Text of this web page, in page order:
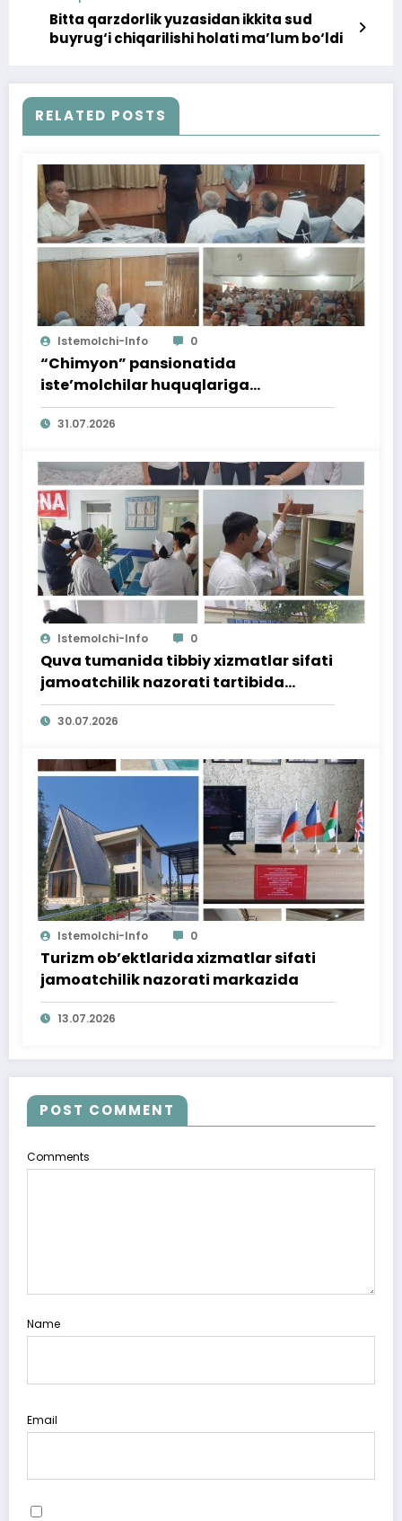
Bitta qarzdorlik yuzasidan ikkita sud
buyrug‘i chiqarilishi holati ma’lum bo‘ldi
RELATED POSTS
Istemolchi-Info 0
“Chimyon” pansionatida
iste’molchilar huquqlariga
bag‘ishlangan targ‘ibot tadbiri
o‘tkazildi
31.07.2026
Istemolchi-Info 0
Quva tumanida tibbiy xizmatlar sifati
jamoatchilik nazorati tartibida
o‘rganildi
30.07.2026
Istemolchi-Info 0
Turizm ob’ektlarida xizmatlar sifati
jamoatchilik nazorati markazida
13.07.2026
POST COMMENT
Comments
Name
Email